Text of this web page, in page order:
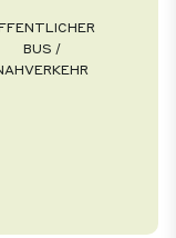
BUS /